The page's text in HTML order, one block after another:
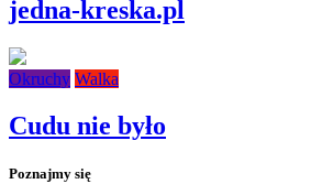
jedna-kreska.pl
Okruchy Walka
Cudu nie było
Poznajmy się